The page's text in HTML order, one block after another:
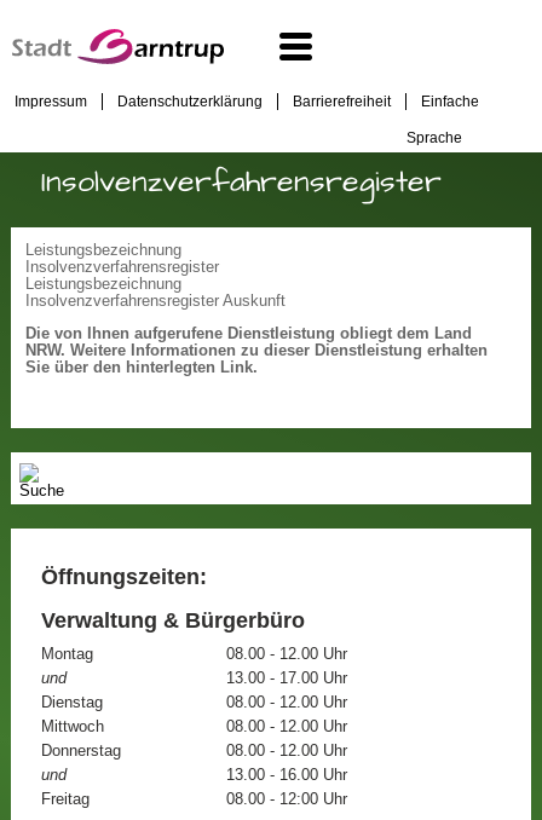
Impressum Datenschutzerklärung Barrierefreiheit Einfache
Sprache
Insolvenzverfahrensregister
Leistungsbezeichnung
Insolvenzverfahrensregister
Leistungsbezeichnung
Insolvenzverfahrensregister Auskunft
Die von Ihnen aufgerufene Dienstleistung obliegt dem Land
NRW. Weitere Informationen zu dieser Dienstleistung erhalten
Sie über den hinterlegten Link.
Öffnungszeiten:
Verwaltung & Bürgerbüro
Montag
08.00 - 12.00 Uhr
und
13.00 - 17.00 Uhr
Dienstag
08.00 - 12.00 Uhr
Mittwoch
08.00 - 12.00 Uhr
Donnerstag
08.00 - 12.00 Uhr
und
13.00 - 16.00 Uhr
Freitag
08.00 - 12:00 Uhr